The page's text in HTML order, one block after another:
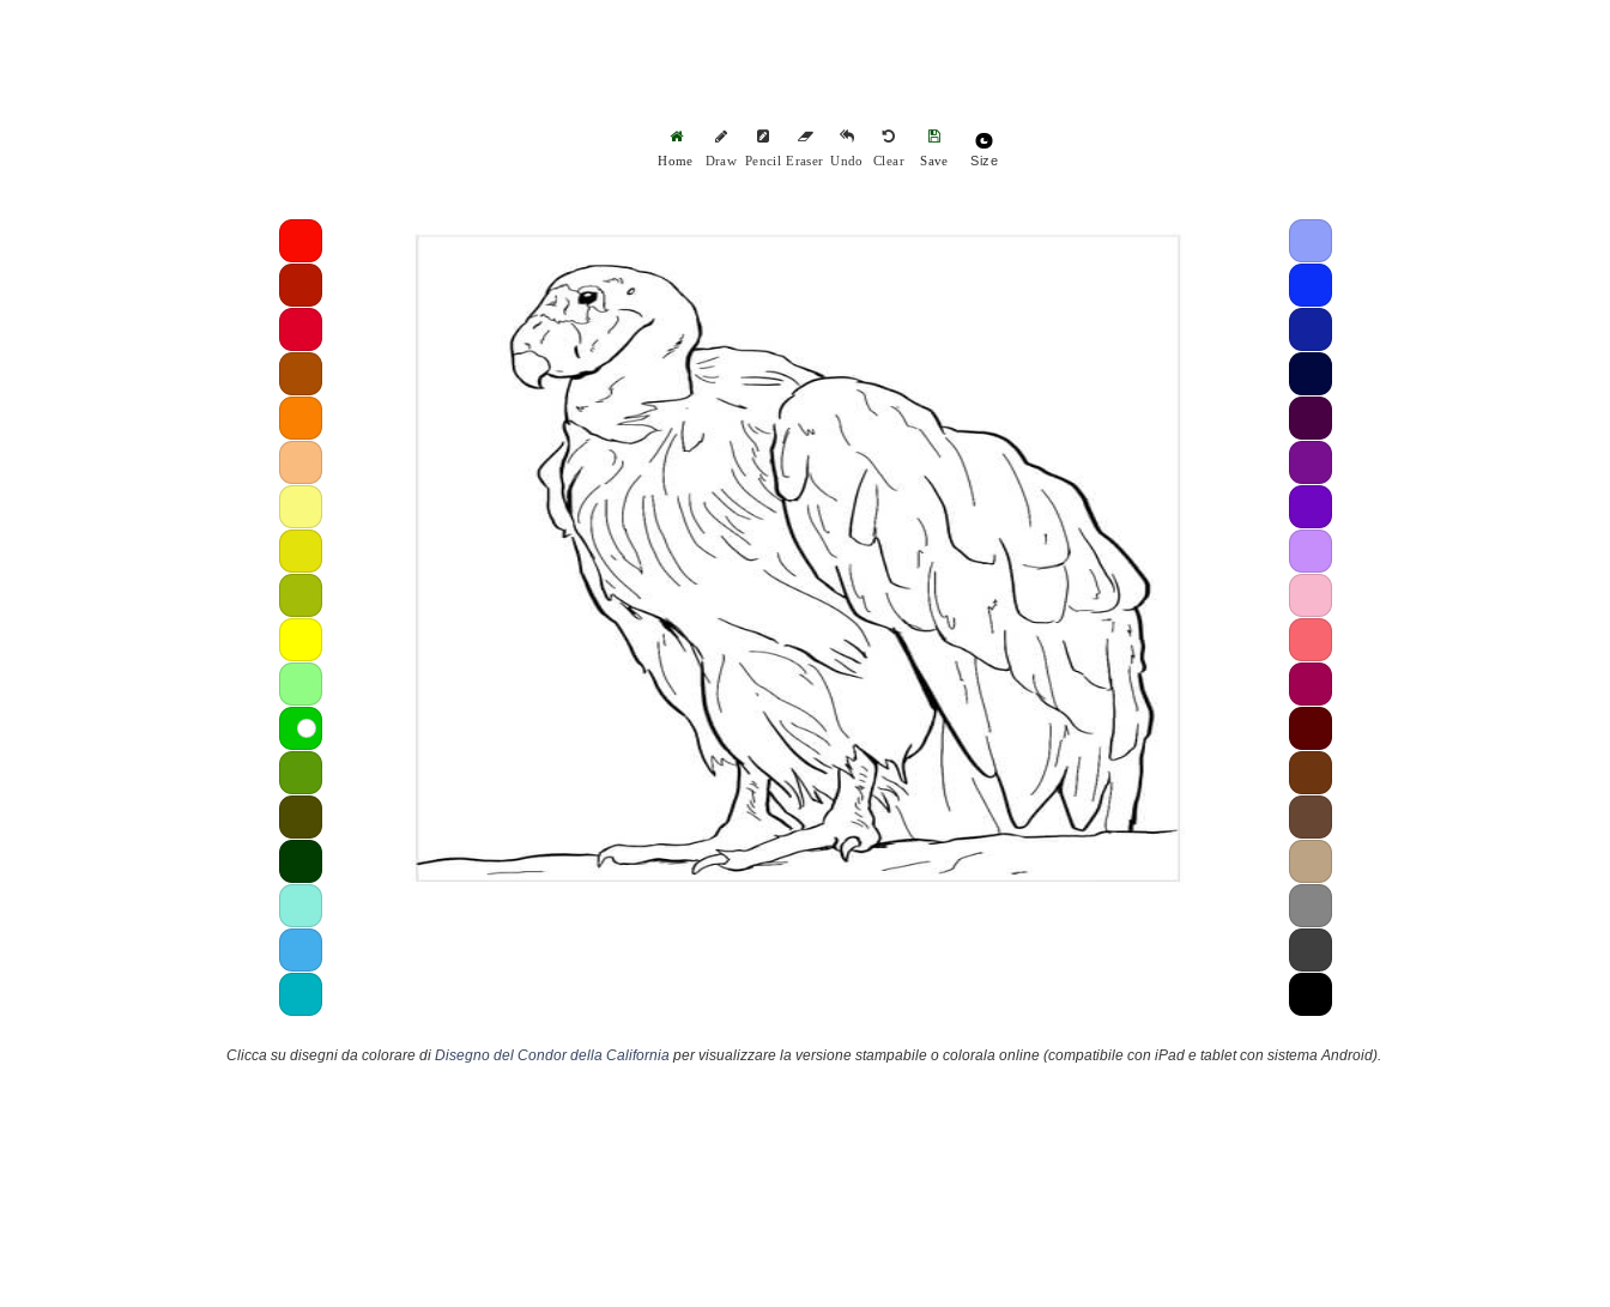
Home Draw Pencil Eraser Undo Clear Save Size
Clicca su disegni da colorare di Disegno del Condor della Californiaper visualizzare la versione stampabile o colorala online (compatibile con iPad e tablet con sistema Android).